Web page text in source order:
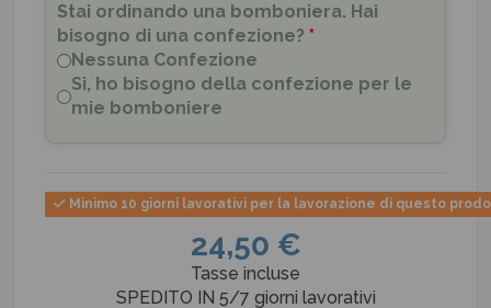
Stai ordinando una bomboniera. Hai
bisogno di una confezione? *
Nessuna Confezione
Si, ho bisogno della confezione per le
mie bomboniere
Minimo 10 giorni lavorativi per la lavorazione di questo
24,50 €
Tasse incluse
SPEDITO IN 5/7 giorni lavorativi